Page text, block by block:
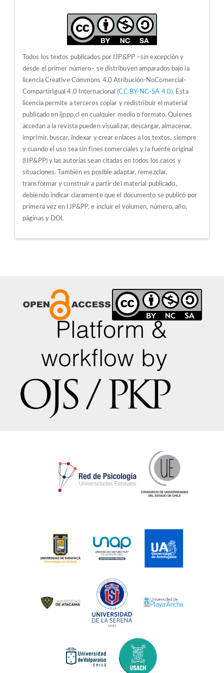
Todos los textos publicados por IJP&PP –sin excepción y
desde el primer número– se distribuyen amparados bajo la
licencia Creative Commons 4.0 Atribución-NoComercial-
CompartirIgual 4.0 Internacional(CC BY-NC-SA 4.0). Esta
licencia permite a terceros copiar y redistribuir el material
publicado en ijppp.cl en cualquier medio o formato. Quienes
accedan a la revista pueden visualizar, descargar, almacenar,
imprimir, buscar, indexar y crear enlaces a los textos, siempre
y cuando el uso sea sin fines comerciales y la fuente original
(IJP&PP) y las autorías sean citadas en todos los casos y
situaciones.
También es posible adaptar, remezclar,
transformar y construir a partir del material publicado,
debiendo indicar claramente que el documento se publicó por
primera vez en IJP&PP, e incluir el volumen, número, año,
páginas y DOI.